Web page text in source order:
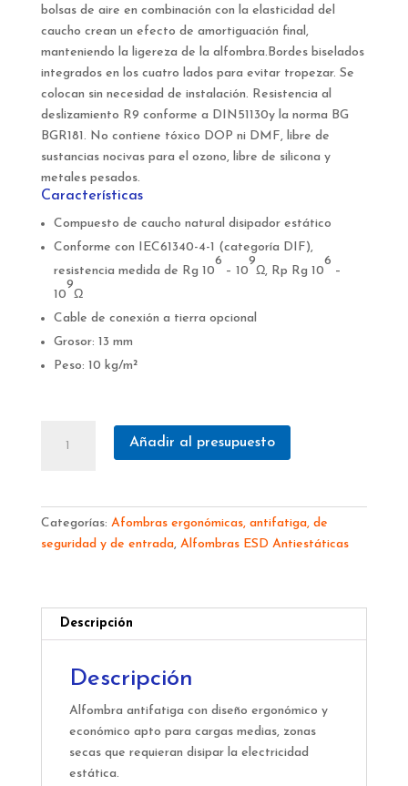
bolsas de aire en combinación con la elasticidad del
caucho crean un efecto de amortiguación final,
manteniendo la ligereza de la alfombra.Bordes biselados
integrados en los cuatro lados para evitar tropezar. Se
colocan sin necesidad de instalación. Resistencia al
deslizamiento R9 conforme a DIN51130y la norma BG
BGR181. No contiene tóxico DOP ni DMF, libre de
sustancias nocivas para el ozono, libre de silicona y
metales pesados.
Características
Compuesto de caucho natural disipador estático
Conforme con IEC61340-4-1 (categoría DIF),
resistencia medida de Rg 10
6
– 10
9
Ω, Rp Rg 10
6
–
10
9
Ω
Cable de conexión a tierra opcional
Grosor: 13 mm
Peso: 10 kg/m²
Skystep™
Añadir al presupuesto
Categorías: Afombras ergonómicas, antifatiga, de
seguridad y de entrada, Alfombras ESD Antiestáticas
Descripción
Descripción
Alfombra antifatiga con diseño ergonómico y
económico apto para cargas medias, zonas
secas que requieran disipar la electricidad
estática.